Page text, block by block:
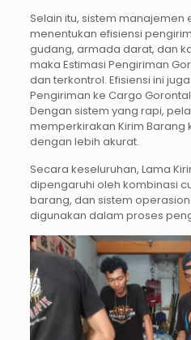
Selain itu, sistem manajemen
menentukan efisiensi
gudang, armada darat, dan
maka Estimasi Pengiriman
dan terkontrol. Efisiensi ini
Pengiriman ke Cargo
Dengan sistem yang rapi,
memperkirakan Kirim Barang
dengan lebih akurat.
Secara keseluruhan, Lama
dipengaruhi oleh kombinasi
barang, dan sistem
digunakan dalam proses